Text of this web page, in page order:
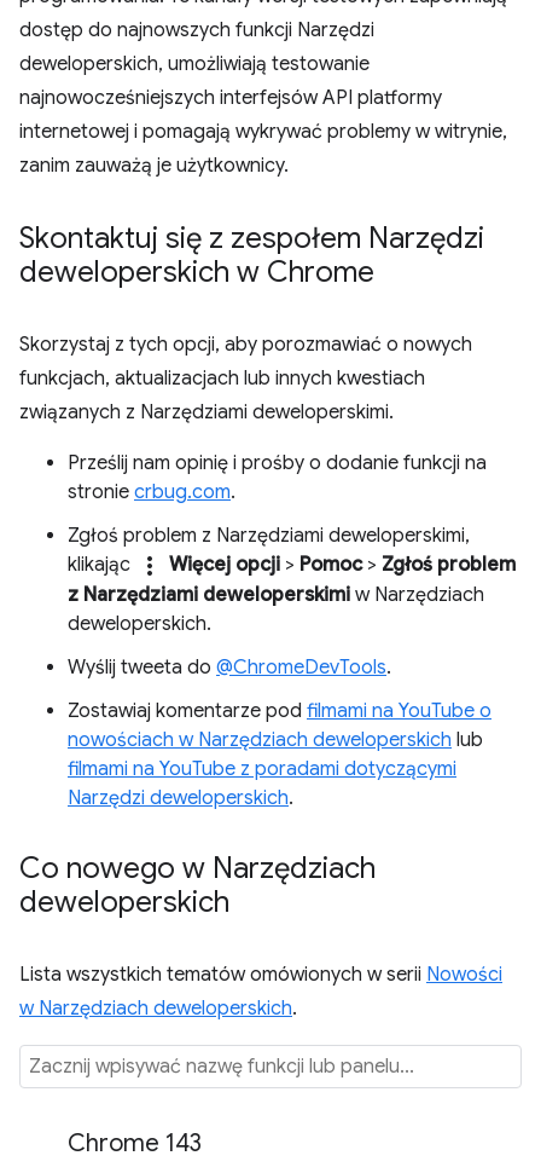
dostęp do najnowszych funkcji Narzędzi
deweloperskich, umożliwiają testowanie
najnowocześniejszych interfejsów API platformy
internetowej i pomagają wykrywać problemy w witrynie,
zanim zauważą je użytkownicy.
Skontaktuj się z zespołem Narzędzi
deweloperskich w Chrome
Skorzystaj z tych opcji, aby porozmawiać o nowych
funkcjach, aktualizacjach lub innych kwestiach
związanych z Narzędziami deweloperskimi.
Prześlij nam opinię i prośby o dodanie funkcji na
stronie crbug.com.
Zgłoś problem z Narzędziami deweloperskimi,
klikając
more_vert Więcej opcji > Pomoc> Zgłoś problem
z Narzędziami deweloperskimi w Narzędziach
deweloperskich.
Wyślij tweeta do @ChromeDevTools.
Zostawiaj komentarze pod filmami na YouTube o
nowościach w Narzędziach deweloperskich lub
filmami na YouTube z poradami dotyczącymi
Narzędzi deweloperskich.
Co nowego w Narzędziach
deweloperskich
Lista wszystkich tematów omówionych w serii Nowości
w Narzędziach deweloperskich.
Chrome 143